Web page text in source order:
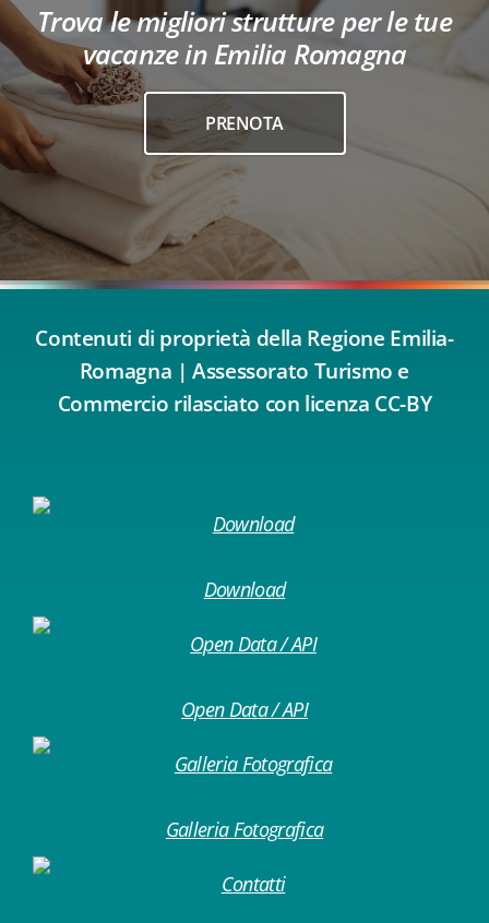
Trova le migliori strutture per le tue
vacanze in Emilia Romagna
PRENOTA
Contenuti di proprietà della Regione Emilia-
Romagna | Assessorato Turismo e
Commercio rilasciato con licenza CC-BY
Download
Open Data / API
Galleria Fotografica